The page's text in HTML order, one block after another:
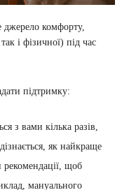
джерело комфорту,
і фізичної) під час
підтримку:
з вами кілька разів,
як найкраще
щоб
мануального